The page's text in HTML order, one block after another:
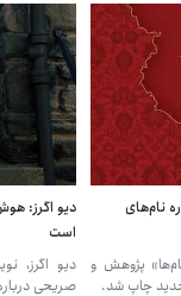
نام‌های
پژوهش و
چاپ شد.
دیو اگرز:
است
دیو اگرز،
صریحی